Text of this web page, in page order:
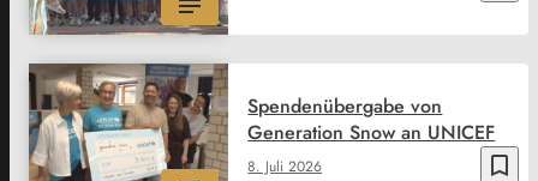
bookmark_border
8. Juli 2026
Spendenübergabe von
Generation Snow an UNICEF